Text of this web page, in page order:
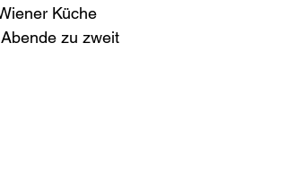
Küche
zu zweit